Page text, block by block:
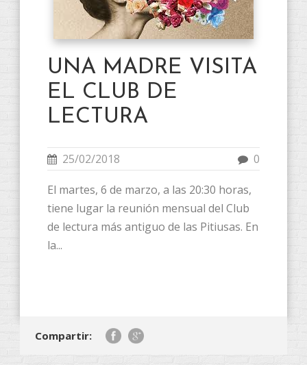
UNA MADRE VISITA
EL CLUB DE
LECTURA
25/02/2018 0
El martes, 6 de marzo, a las 20:30 horas,
tiene lugar la reunión mensual del Club
de lectura más antiguo de las Pitiusas. En
la...
Compartir: